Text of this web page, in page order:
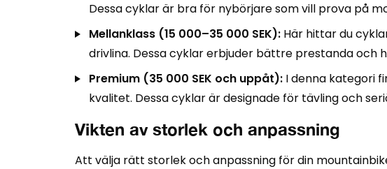
Dessa cyklar är bra för nybörjare som vill prova på
Mellanklass (15 000–35 000 SEK): Här hittar du
drivlina. Dessa cyklar erbjuder bättre prestanda
Premium (35 000 SEK och uppåt): I denna kategori
kvalitet. Dessa cyklar är designade för tävling och
Vikten av storlek och anpassning
Att välja rätt storlek och anpassning för din